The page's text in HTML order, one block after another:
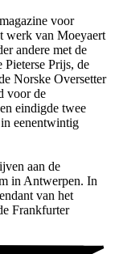
voor
werk van Moeyaert
andere met de
Prijs, de
Norske Oversetter
voor de
eindigde twee
eenentwintig
aan de
in Antwerpen. In
van het
Frankfurter